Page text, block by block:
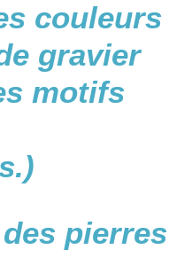
couleurs
gravier
motifs
pierres